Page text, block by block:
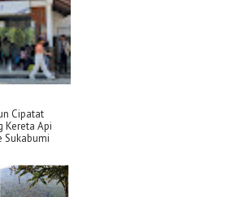
Cipatat
Kereta Api
Sukabumi